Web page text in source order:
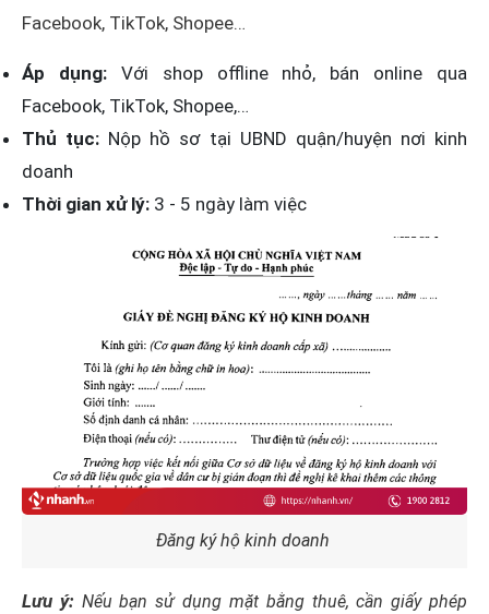
Facebook, TikTok, Shopee…
Áp dụng:Với shop offline nhỏ, bán online qua
Facebook, TikTok, Shopee,…
Thủ tục: Nộp hồ sơ tại UBND quận/huyện nơi kinh
doanh
Thời gian xử lý: 3 - 5 ngày làm việc
Đăng ký hộ kinh doanh
Lưu ý: Nếu bạn sử dụng mặt bằng thuê, cần giấy phép